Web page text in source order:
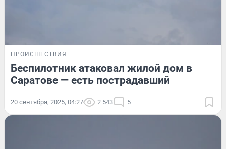
ПРОИСШЕСТВИЯ
Беспилотник атаковал жилой дом в
Саратове — есть пострадавший
20 сентября, 2025, 04:27 2 543 5